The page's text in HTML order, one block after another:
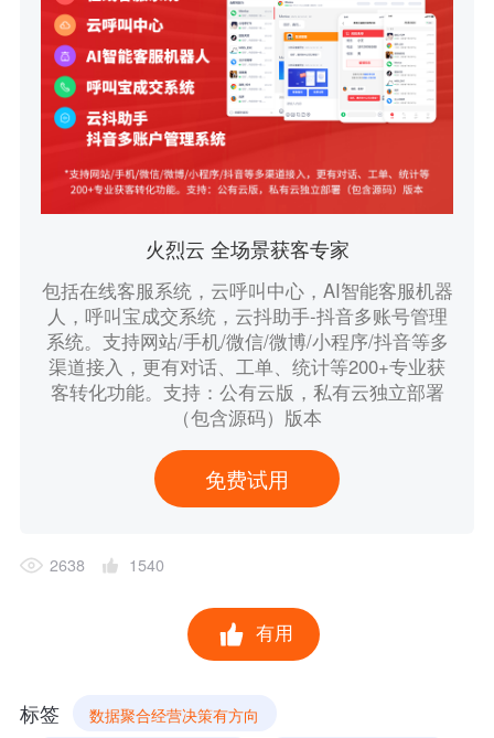
火烈云 全场景获客专家
包括在线客服系统，云呼叫中心，AI智能客服机器
人，呼叫宝成交系统，云抖助手-抖音多账号管理
系统。支持网站/手机/微信/微博/小程序/抖音等多
渠道接入，更有对话、工单、统计等200+专业获
客转化功能。支持：公有云版，私有云独立部署
（包含源码）版本
免费试用
2638 1540
有用
标签 数据聚合经营决策有方向